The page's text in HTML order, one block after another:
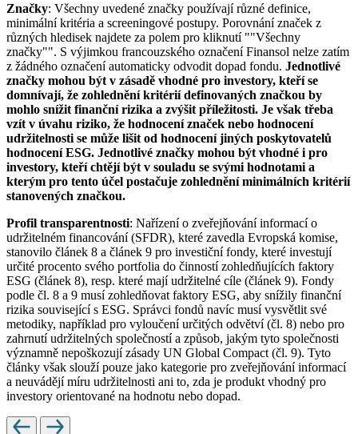
Značky: Všechny uvedené značky používají různé definice,
minimální kritéria a screeningové postupy. Porovnání značek z
různých hledisek najdete za polem pro kliknutí ""Všechny
značky"". S výjimkou francouzského označení Finansol nelze zatím
z žádného označení automaticky odvodit dopad fondu. Jednotlivé
značky mohou být v zásadě vhodné pro investory, kteří se
domnívají, že zohlednění kritérií definovaných značkou by
mohlo snížit finanční rizika a zvýšit příležitosti. Je však třeba
vzít v úvahu riziko, že hodnocení značek nebo hodnocení
udržitelnosti se může lišit od hodnocení jiných poskytovatelů
hodnocení ESG. Jednotlivé značky mohou být vhodné i pro
investory, kteří chtějí být v souladu se svými hodnotami a
kterým pro tento účel postačuje zohlednění minimálních kritérií
stanovených značkou.
Profil transparentnosti: Nařízení o zveřejňování informací o
udržitelném financování (SFDR), které zavedla Evropská komise,
stanovilo článek 8 a článek 9 pro investiční fondy, které investují
určité procento svého portfolia do činností zohledňujících faktory
ESG (článek 8), resp. které mají udržitelné cíle (článek 9). Fondy
podle čl. 8 a 9 musí zohledňovat faktory ESG, aby snížily finanční
rizika související s ESG. Správci fondů navíc musí vysvětlit své
metodiky, například pro vyloučení určitých odvětví (čl. 8) nebo pro
zahrnutí udržitelných společností a způsob, jakým tyto společnosti
významně nepoškozují zásady UN Global Compact (čl. 9). Tyto
články však slouží pouze jako kategorie pro zveřejňování informací
a neuvádějí míru udržitelnosti ani to, zda je produkt vhodný pro
investory orientované na hodnotu nebo dopad.